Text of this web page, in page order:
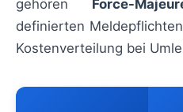
gehören Force-
definierten
Kostenverteilung bei